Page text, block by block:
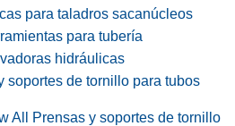
para taladros sacanúcleos
para tubería
hidráulicas
soportes de tornillo para tubos
All Prensas y soportes de tornillo